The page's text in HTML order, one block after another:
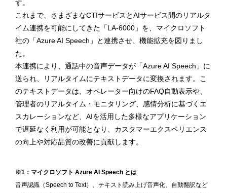
す。
これまで、さまざまなCTIサービスとAIサービス間のリアルタ
イム連携を可能にしてきた「LA-6000」を、マイクロソフト
社の「Azure AI Speech」と連携させ、機能拡充を図りまし
た。
本連携により、通話中の音声データが「Azure AI Speech」に
送られ、リアルタイムにテキストデータに変換されます。こ
のテキストデータは、オペレーター向けのFAQ自動表示や、
管理者のリアルタイム・モニタリング、感情分析に基づくエ
スカレーションなど、AIを活用した多様なアプリケーション
で遅延なく利用が可能となり、カスタマーエクスペリエンス
の向上や対応品質の改善に貢献します。
※1：マイクロソフト Azure AI Speech とは
音声認識（Speech to Text）、テキスト読み上げ音声化、自動翻訳など